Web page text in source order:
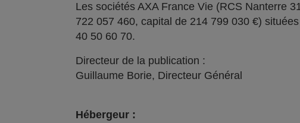
Les sociétés AXA France Vie (RCS Nanterre
722 057 460, capital de 214 799 030 €)
40 50 60 70.
Directeur de la publication :
Guillaume Borie, Directeur Général
Hébergeur :